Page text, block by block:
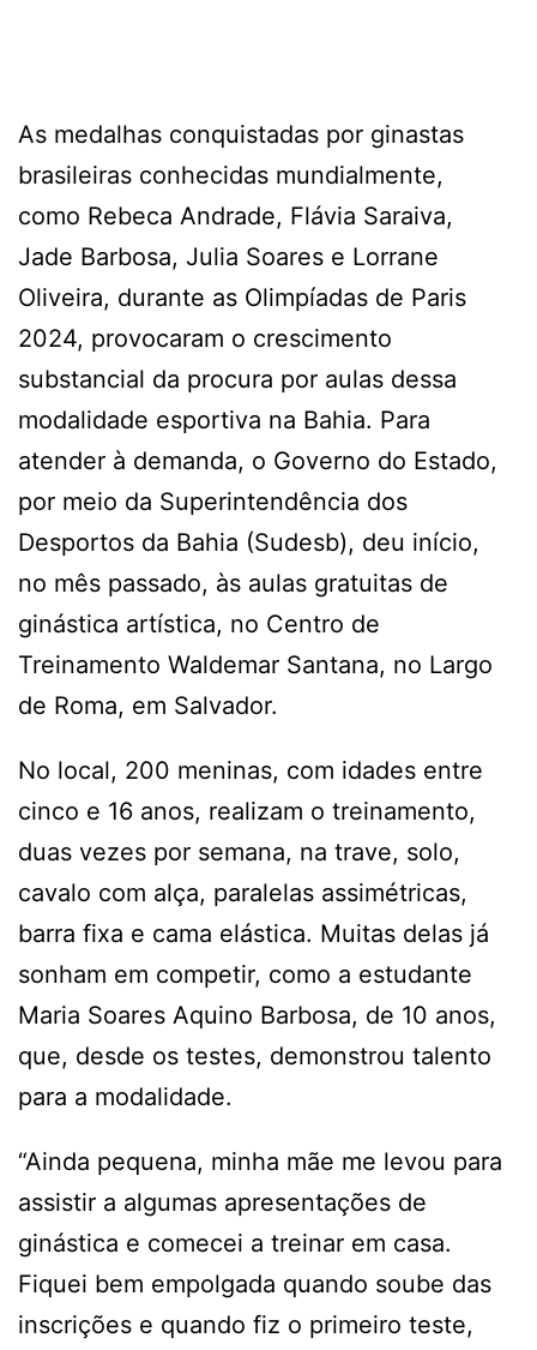
As medalhas conquistadas por ginastas
brasileiras conhecidas mundialmente,
como Rebeca Andrade, Flávia Saraiva,
Jade Barbosa, Julia Soares e Lorrane
Oliveira, durante as Olimpíadas de Paris
2024, provocaram o crescimento
substancial da procura por aulas dessa
modalidade esportiva na Bahia. Para
atender à demanda, o Governo do Estado,
por meio da Superintendência dos
Desportos da Bahia (Sudesb), deu início,
no mês passado, às aulas gratuitas de
ginástica artística, no Centro de
Treinamento Waldemar Santana, no Largo
de Roma, em Salvador.
No local, 200 meninas, com idades entre
cinco e 16 anos, realizam o treinamento,
duas vezes por semana, na trave, solo,
cavalo com alça, paralelas assimétricas,
barra fixa e cama elástica. Muitas delas já
sonham em competir, como a estudante
Maria Soares Aquino Barbosa, de 10 anos,
que, desde os testes, demonstrou talento
para a modalidade.
“Ainda pequena, minha mãe me levou para
assistir a algumas apresentações de
ginástica e comecei a treinar em casa.
Fiquei bem empolgada quando soube das
inscrições e quando fiz o primeiro teste,